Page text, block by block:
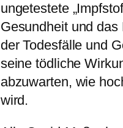
ungetestete
Gesundheit und
der Todesfälle und
seine tödliche
abzuwarten, wie
wird.